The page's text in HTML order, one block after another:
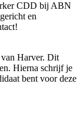
CDD bij ABN
en
van Harver. Dit
Hierna schrijf je
bent voor deze